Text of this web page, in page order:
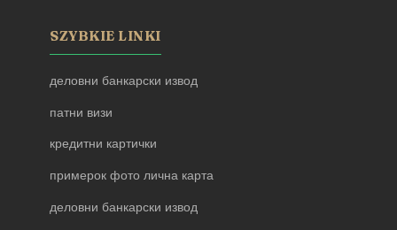
SZYBKIE LINKI
деловни банкарски извод
патни визи
кредитни картички
примерок фото лична карта
деловни банкарски извод